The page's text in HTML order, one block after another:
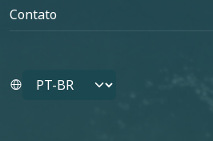
Contato
Select your language